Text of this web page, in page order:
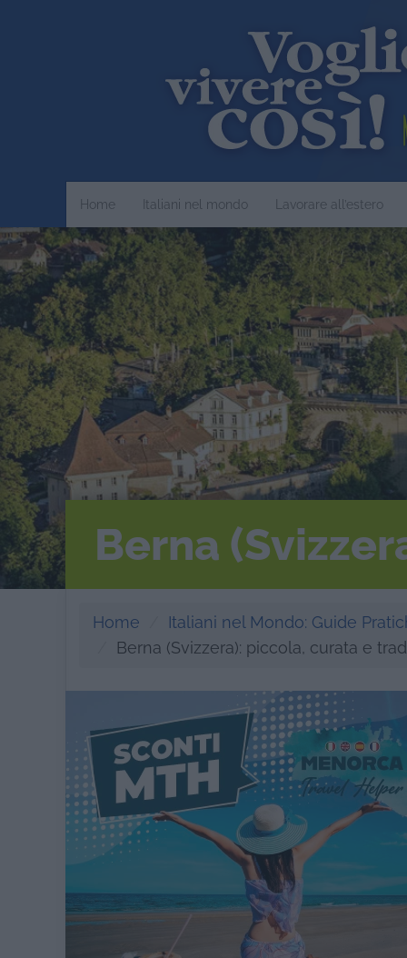
Home Italiani nel mondo Lavorare all’estero
Berna
Home Italiani nel Mondo: Guide
Berna (Svizzera): piccola, curata e